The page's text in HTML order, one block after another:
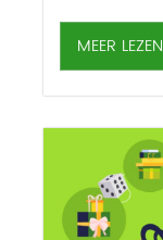
MEER LEZEN